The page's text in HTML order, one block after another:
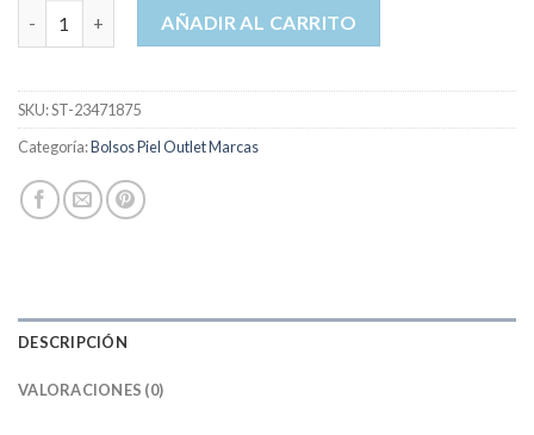
bolsos piel outlet marcas cantidad
AÑADIR AL CARRITO
SKU:ST-23471875
Categoría:Bolsos Piel Outlet Marcas
DESCRIPCIÓN
VALORACIONES (0)